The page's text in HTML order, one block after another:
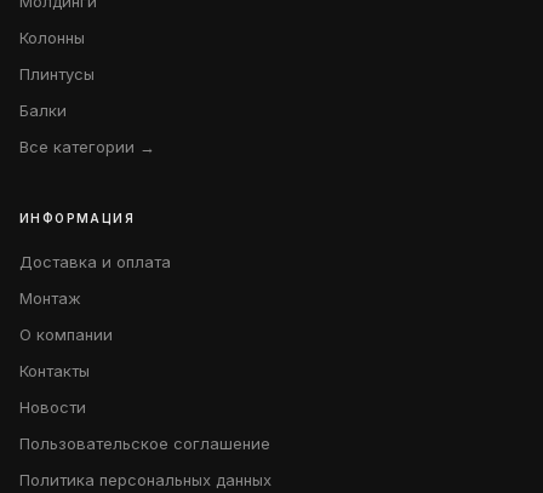
Колонны
Плинтусы
Балки
Все категории →
ИНФОРМАЦИЯ
Доставка и оплата
Монтаж
О компании
Контакты
Новости
Пользовательское соглашение
Политика персональных данных